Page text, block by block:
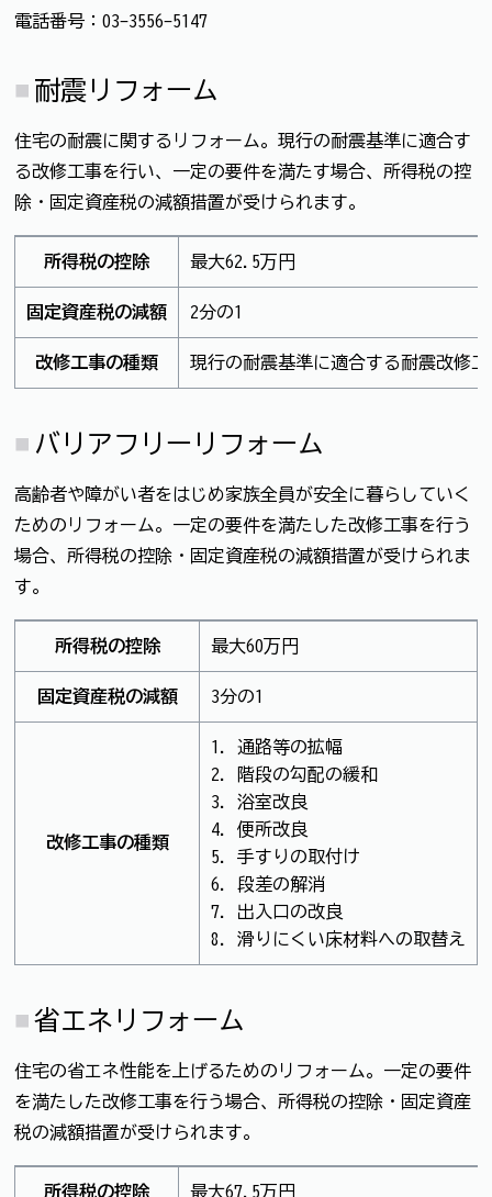
電話番号：03-3556-5147
耐震リフォーム
住宅の耐震に関するリフォーム。現行の耐震基準に適合す
る改修工事を行い、一定の要件を満たす場合、所得税の控
除・固定資産税の減額措置が受けられます。
所得税の控除 最大62.5万円
固定資産税の減額 2分の1
改修工事の種類 現行の耐震基準に適合する耐震改修工
バリアフリーリフォーム
高齢者や障がい者をはじめ家族全員が安全に暮らしていく
ためのリフォーム。一定の要件を満たした改修工事を行う
場合、所得税の控除・固定資産税の減額措置が受けられま
す。
所得税の控除 最大60万円
固定資産税の減額 3分の1
改修工事の種類
1. 通路等の拡幅
2. 階段の勾配の緩和
3. 浴室改良
4. 便所改良
5. 手すりの取付け
6. 段差の解消
7. 出入口の改良
8. 滑りにくい床材料への取替え
省エネリフォーム
住宅の省エネ性能を上げるためのリフォーム。一定の要件
を満たした改修工事を行う場合、所得税の控除・固定資産
税の減額措置が受けられます。
所得税の控除 最大67.5万円